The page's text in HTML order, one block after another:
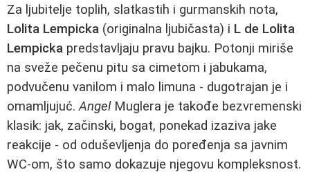
Za ljubitelje toplih, slatkastih i gurmanskih nota,
Lolita Lempicka (originalna ljubičasta) i L de Lolita
Lempicka predstavljaju pravu bajku. Potonji miriše
na sveže pečenu pitu sa cimetom i jabukama,
podvučenu vanilom i malo limuna - dugotrajan je i
omamljujuć.AngelMuglera je takođe bezvremenski
klasik: jak, začinski, bogat, ponekad izaziva jake
reakcije - od oduševljenja do poređenja sa javnim
WC-om, što samo dokazuje njegovu kompleksnost.